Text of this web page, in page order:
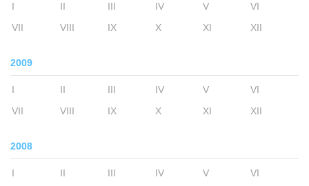
I II III IV V
VI
VII
VIII IX X XI XII
2009
I II III IV V
VI
VII
VIII IX X XI XII
2008
I II III IV V
VI